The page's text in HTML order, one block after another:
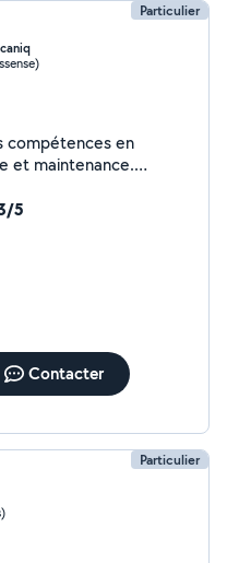
Particulier
compétences en
et maintenance.
Sérieux, autonome
aux différents
5
Contacter
Particulier